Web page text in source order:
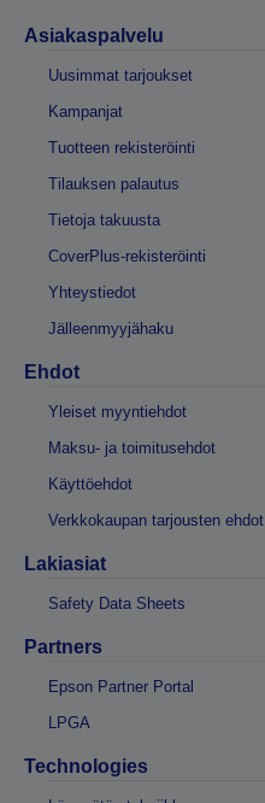
Asiakaspalvelu
Uusimmat tarjoukset
Kampanjat
Tuotteen rekisteröinti
Tilauksen palautus
Tietoja takuusta
CoverPlus-rekisteröinti
Yhteystiedot
Jälleenmyyjähaku
Ehdot
Yleiset myyntiehdot
Maksu- ja toimitusehdot
Käyttöehdot
Verkkokaupan tarjousten ehdot
Lakiasiat
Safety Data Sheets
Partners
Epson Partner Portal
LPGA
Technologies